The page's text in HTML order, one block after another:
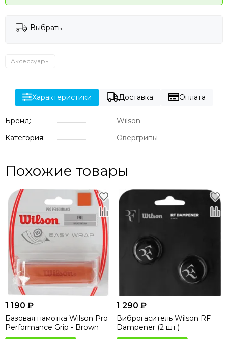
Выбрать
Аксессуары
Характеристики Доставка Оплата
Бренд:
Wilson
Категория:
Овергрипы
Похожие товары
1 190 ₽
Базовая намотка Wilson Pro
Performance Grip - Brown
1 290 ₽
Виброгаситель Wilson RF
Dampener (2 шт.)